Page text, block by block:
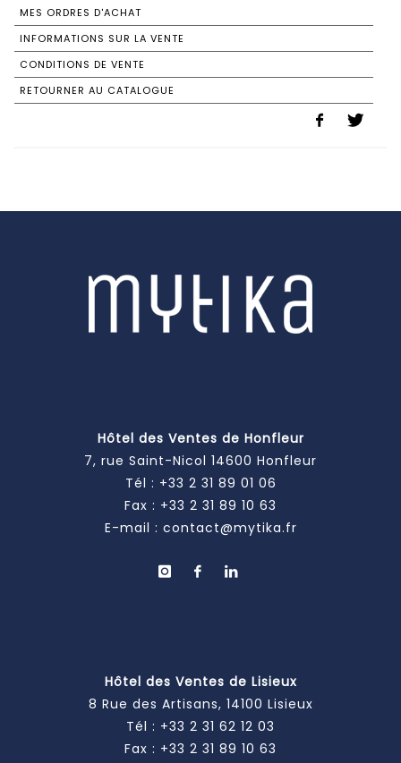
MES ORDRES D'ACHAT
INFORMATIONS SUR LA VENTE
CONDITIONS DE VENTE
RETOURNER AU CATALOGUE
Hôtel des Ventes de Honfleur
7, rue Saint-Nicol 14600 Honfleur
Tél : +33 2 31 89 01 06
Fax : +33 2 31 89 10 63
E-mail : contact@mytika.fr
Hôtel des Ventes de Lisieux
8 Rue des Artisans, 14100 Lisieux
Tél : +33 2 31 62 12 03
Fax : +33 2 31 89 10 63